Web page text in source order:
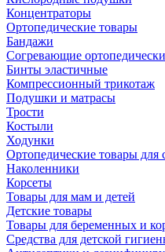
Концентраторы
Ортопедические товары
Бандажи
Согревающие
Бинты эластичные
Компрессионный трикотаж
Подушки и матрасы
Трости
Костыли
Ходунки
Ортопедические товары для
Наколенники
Корсеты
Товары для мам и детей
Детские товары
Товары для беременных и
Средства для детской